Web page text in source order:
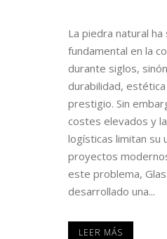
La piedra natural
fundamental en la
durante siglos,
durabilidad,
prestigio. Sin
costes elevados y
logísticas limitan su
proyectos
este problema,
desarrollado una...
LEER MÁS